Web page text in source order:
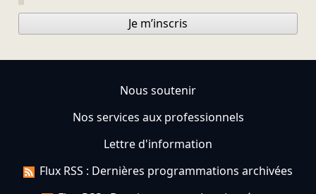
Je m’inscris
Nous soutenir
Nos services aux professionnels
Lettre d'information
Flux RSS : Dernières programmations archivées